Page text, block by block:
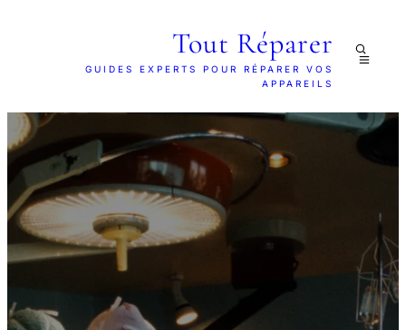
Tout Réparer
GUIDES EXPERTS POUR RÉPARER VOS
APPAREILS